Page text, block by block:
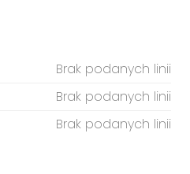
Brak podanych linii
Brak podanych linii
Brak podanych linii